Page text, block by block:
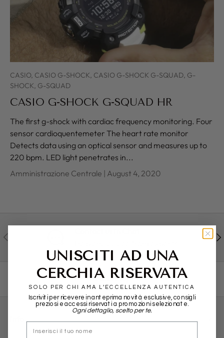
CASIO, CASIO G-SHOCK, CASIO G-SHOCK G-SQUAD, G-
SHOCK, G-SQUAD
CASIO G-SHOCK G-SQUAD HR
The first g-shock with cardiac frequency monitoring. Four
sensor cardioquentemeter The heart rate monitor
Detects data using an optical sensor and measures up to
220 bpm. LED light penetrates in...
Amministrazione Centrale | August 4, 2020
PREVIOUS
Back to top
UNISCITI AD UNA
CERCHIA RISERVATA
SOLO PER CHI AMA L’ECCELLENZA AUTENTICA
Iscriviti per ricevere in anteprima novità esclusive, consigli
preziosi e accessi riservati a promozioni selezionate.
Ogni dettaglio, scelto per te.
nome